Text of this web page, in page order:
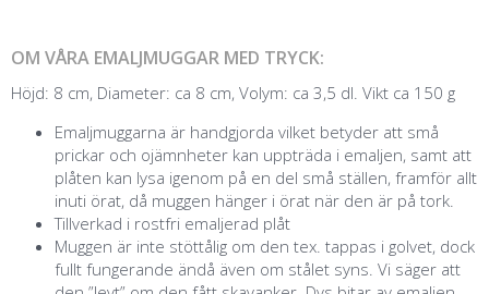
OM VÅRA EMALJMUGGAR MED TRYCK:
Höjd: 8 cm, Diameter: ca 8 cm, Volym: ca 3,5 dl. Vikt ca 150 g
Emaljmuggarna är handgjorda vilket betyder att små
prickar och ojämnheter kan uppträda i emaljen, samt att
plåten kan lysa igenom på en del små ställen, framför allt
inuti örat, då muggen hänger i örat när den är på tork.
Tillverkad i rostfri emaljerad plåt
Muggen är inte stöttålig om den tex. tappas i golvet, dock
fullt fungerande ändå även om stålet syns. Vi säger att